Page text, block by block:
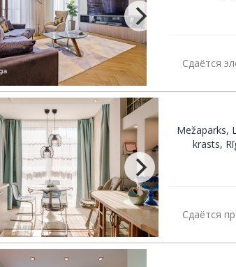
Сдаётся
Mežaparks,
krasts,
Сдаётся